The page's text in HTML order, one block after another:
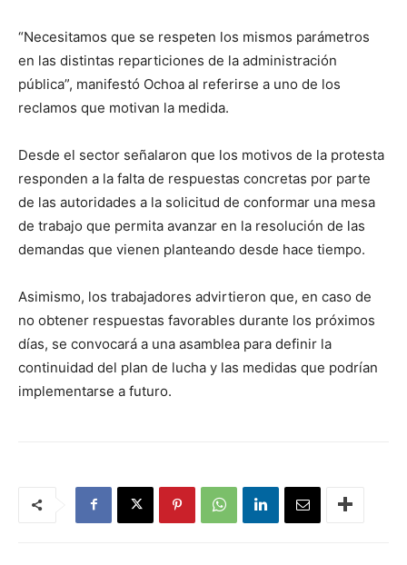
“Necesitamos que se respeten los mismos parámetros
en las distintas reparticiones de la administración
pública”, manifestó Ochoa al referirse a uno de los
reclamos que motivan la medida.
Desde el sector señalaron que los motivos de la protesta
responden a la falta de respuestas concretas por parte
de las autoridades a la solicitud de conformar una mesa
de trabajo que permita avanzar en la resolución de las
demandas que vienen planteando desde hace tiempo.
Asimismo, los trabajadores advirtieron que, en caso de
no obtener respuestas favorables durante los próximos
días, se convocará a una asamblea para definir la
continuidad del plan de lucha y las medidas que podrían
implementarse a futuro.